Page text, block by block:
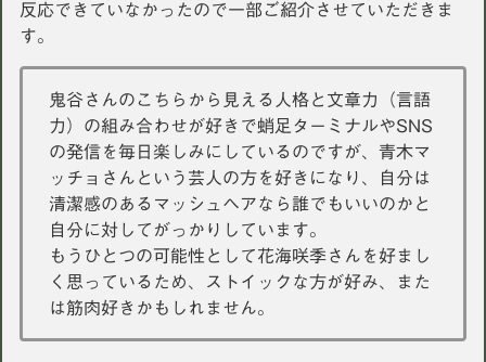
反応できていなかったので一部ご紹介させていただきま
す。
鬼谷さんのこちらから見える人格と文章力（言語
力）の組み合わせが好きで蛸足ターミナルやSNS
の発信を毎日楽しみにしているのですが、青木マ
ッチョさんという芸人の方を好きになり、自分は
清潔感のあるマッシュヘアなら誰でもいいのかと
自分に対してがっかりしています。
もうひとつの可能性として花海咲季さんを好まし
く思っているため、ストイックな方が好み、また
は筋肉好きかもしれません。